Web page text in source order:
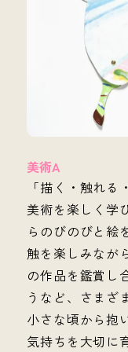
美術A
「描く・触れ
美術を楽しく学
らのびのびと絵
触を楽しみなが
の作品を鑑賞し
うなど、さまざ
小さな頃から抱
気持ちを大切に